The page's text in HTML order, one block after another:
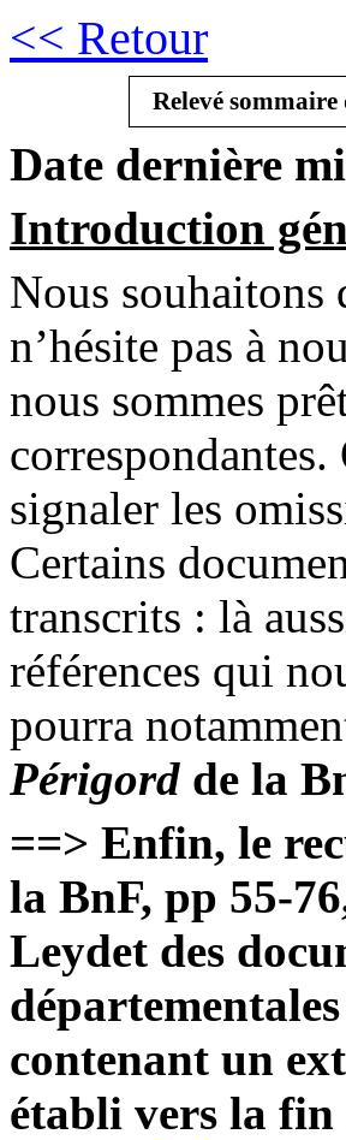
<< Retour
Relevé
Date dernière
Introduction
Nous souhaitons
n’hésite pas à
nous sommes
signaler les
Certains
transcrits : là
références qui
pourra
Périgord de la
==> Enfin, le
la BnF, pp 55-
Leydet des
contenant un
établi vers la fin